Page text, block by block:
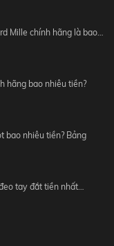
Mille chính hãng là bao…
hãng bao nhiêu tiền?
bao nhiêu tiền? Bảng
tay đắt tiền nhất…